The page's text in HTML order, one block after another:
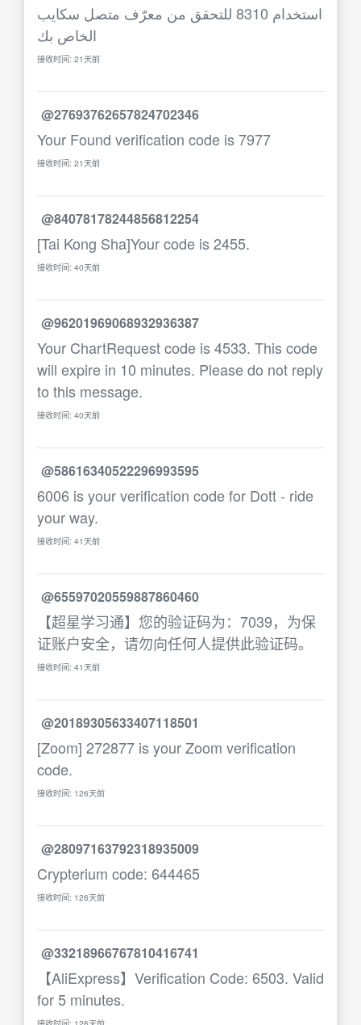
استخدام 8310 للتحقق من معرّف متصل سكايب
الخاص بك
接收时间: 21天前
@27693762657824702346
Your Found verification code is 7977
接收时间: 21天前
@84078178244856812254
[Tai Kong Sha]Your code is 2455.
接收时间: 40天前
@96201969068932936387
Your ChartRequest code is 4533. This code
will expire in 10 minutes. Please do not reply
to this message.
接收时间: 40天前
@58616340522296993595
6006 is your verification code for Dott - ride
your way.
接收时间: 41天前
@65597020559887860460
【超星学习通】您的验证码为：7039，为保
证账户安全，请勿向任何人提供此验证码。
接收时间: 41天前
@20189305633407118501
[Zoom] 272877 is your Zoom verification
code.
接收时间: 126天前
@28097163792318935009
Crypterium code: 644465
接收时间: 126天前
@33218966767810416741
【AliExpress】Verification Code: 6503. Valid
for 5 minutes.